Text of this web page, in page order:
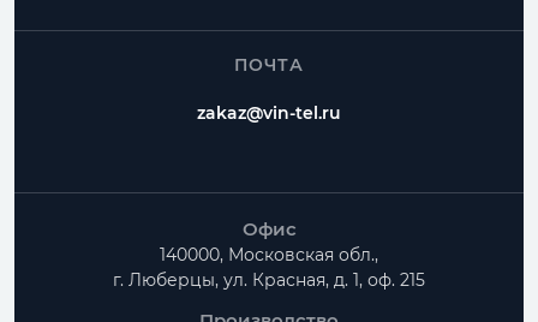
ПОЧТА
zakaz@vin-tel.ru
Офис
140000, Московская обл.,
г. Люберцы, ул. Красная, д. 1, оф. 215